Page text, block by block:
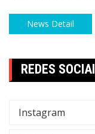
News Detail
REDES
Instagram